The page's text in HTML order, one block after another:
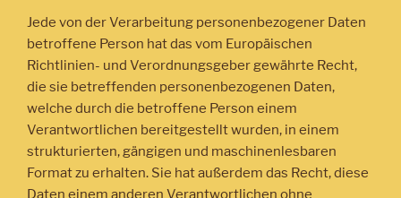
Jede von der Verarbeitung personenbezogener Daten
betroffene Person hat das vom Europäischen
Richtlinien- und Verordnungsgeber gewährte Recht,
die sie betreffenden personenbezogenen Daten,
welche durch die betroffene Person einem
Verantwortlichen bereitgestellt wurden, in einem
strukturierten, gängigen und maschinenlesbaren
Format zu erhalten. Sie hat außerdem das Recht, diese
Daten einem anderen Verantwortlichen ohne